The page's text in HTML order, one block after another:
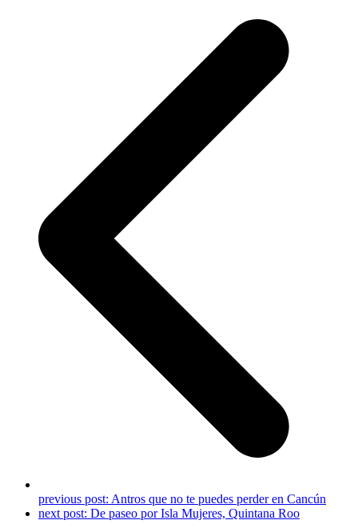
previous post: Antros que no te puedes perder en Cancún
next post: De paseo por Isla Mujeres, Quintana Roo